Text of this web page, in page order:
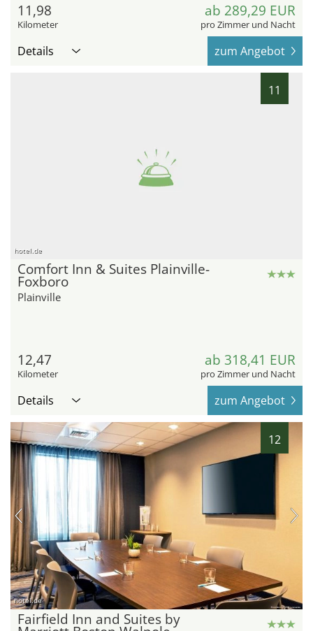
11,98
Kilometer
ab 289,29 EUR
pro Zimmer und Nacht
Details zum Angebot
11
hotel.de
Comfort Inn & Suites Plainville-
Foxboro
Plainville
12,47
Kilometer
ab 318,41 EUR
pro Zimmer und Nacht
Details zum Angebot
12
hotel.de
Fairfield Inn and Suites by